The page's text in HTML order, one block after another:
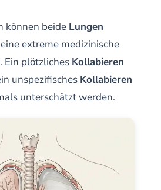
können beide Lungen
extreme medizinische
Ein plötzliches Kollabieren
unspezifisches Kollabieren
unterschätzt werden.